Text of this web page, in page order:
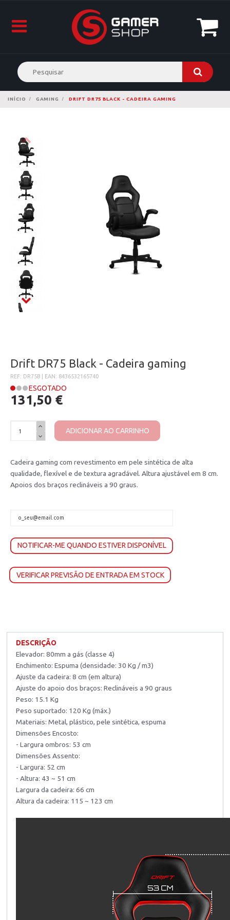
INÍCIO GAMING DRIFT DR75 BLACK - CADEIRA GAMING
Drift DR75 Black - Cadeira gaming
REF: DR75B | EAN: 8436532165740
ESGOTADO
131,50 €
ADICIONAR AO CARRINHO
Cadeira gaming com revestimento em pele sintética de alta
qualidade, flexível e de textura agradável. Altura ajustável em 8 cm.
Apoios dos braços reclináveis a 90 graus.
NOTIFICAR-ME QUANDO ESTIVER DISPONÍVEL
VERIFICAR PREVISÃO DE ENTRADA EM STOCK
DESCRIÇÃO
Elevador: 80mm a gás (classe 4)
Enchimento: Espuma (densidade: 30 Kg / m3)
Ajuste da cadeira: 8 cm (em altura)
Ajuste do apoio dos braços: Reclináveis a 90 graus
Peso: 15.1 Kg
Peso suportado: 120 Kg (máx.)
Materiais: Metal, plástico, pele sintética, espuma
Dimensões Encosto:
- Largura ombros: 53 cm
Dimensões Assento:
- Largura: 52 cm
- Altura: 43 ~ 51 cm
Largura da cadeira: 66 cm
Altura da cadeira: 115 ~ 123 cm